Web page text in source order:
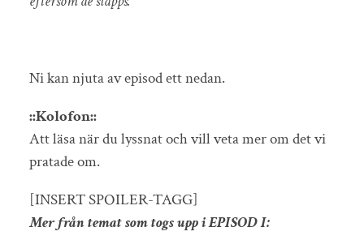
Ni kan njuta av episod ett nedan.
::Kolofon::
Att läsa när du lyssnat och vill veta mer om det vi
pratade om.
[INSERT SPOILER-TAGG]
Mer från temat som togs upp i EPISOD I: